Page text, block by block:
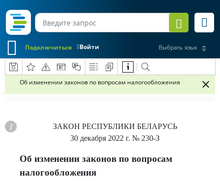
Войти
Подключиться Выбрать язык
Об изменении законов по вопросам налогообложения
ЗАКОН РЕСПУБЛИКИ БЕЛАРУСЬ
30 декабря 2022 г. № 230-З
Об изменении законов по вопросам
налогообложения